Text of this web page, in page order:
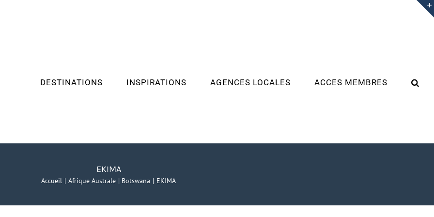
DESTINATIONS INSPIRATIONS AGENCES LOCALES ACCES MEMBRES
EKIMA
Accueil Afrique Australe Botswana EKIMA